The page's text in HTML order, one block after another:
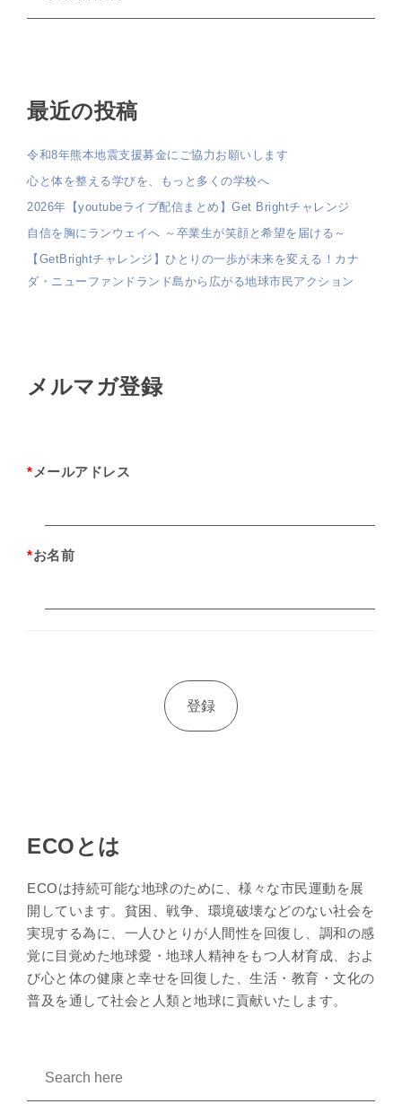
最近の投稿
令和8年熊本地震支援募金にご協力お願いします
心と体を整える学びを、もっと多くの学校へ
2026年【youtubeライブ配信まとめ】Get Brightチャレンジ
自信を胸にランウェイへ ～卒業生が笑顔と希望を届ける～
【GetBrightチャレンジ】ひとりの一歩が未来を変える！カナ
ダ・ニューファンドランド島から広がる地球市民アクション
メルマガ登録
* メールアドレス
*お名前
ECOとは
ECOは持続可能な地球のために、様々な市民運動を展
開しています。貧困、戦争、環境破壊などのない社会を
実現する為に、一人ひとりが人間性を回復し、調和の感
覚に目覚めた地球愛・地球人精神をもつ人材育成、およ
び心と体の健康と幸せを回復した、生活・教育・文化の
普及を通して社会と人類と地球に貢献いたします。